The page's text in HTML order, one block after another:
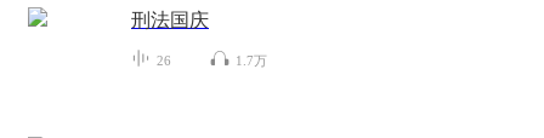
刑法国庆
26 1.7万